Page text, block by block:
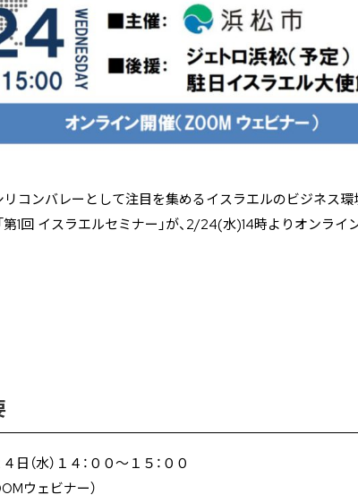
コンバレーとして注目を集めるイスラエルのビジネス環
1回 イスラエルセミナー」が、2/24(水)14時よりオンライ
（水）１４：００～１５：００
ウェビナー）